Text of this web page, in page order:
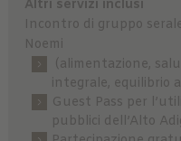
Altri servizi inclusi
Incontro di gruppo
Noemi
(alimentazione,
integrale, equilibrio
Guest Pass per
pubblici dell’Alto